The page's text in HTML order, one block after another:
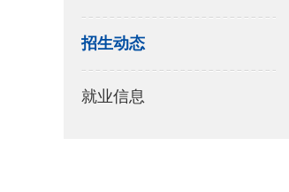
招生动态
就业信息